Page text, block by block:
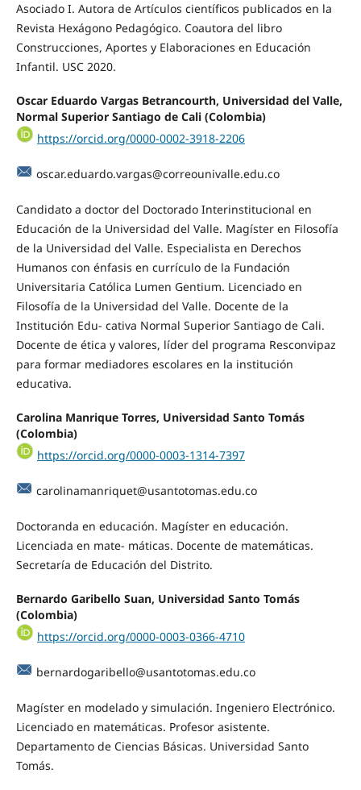
Asociado I. Autora de Artículos científicos publicados en la
Revista Hexágono Pedagógico. Coautora del libro
Construcciones, Aportes y Elaboraciones en Educación
Infantil. USC 2020.
Oscar Eduardo Vargas Betrancourth, Universidad del Valle,
Normal Superior Santiago de Cali (Colombia)
https://orcid.org/0000-0002-3918-2206
oscar.eduardo.vargas@correounivalle.edu.co
Candidato a doctor del Doctorado Interinstitucional en
Educación de la Universidad del Valle. Magíster en Filosofía
de la Universidad del Valle. Especialista en Derechos
Humanos con énfasis en currículo de la Fundación
Universitaria Católica Lumen Gentium. Licenciado en
Filosofía de la Universidad del Valle. Docente de la
Institución Edu- cativa Normal Superior Santiago de Cali.
Docente de ética y valores, líder del programa Resconvipaz
para formar mediadores escolares en la institución
educativa.
Carolina Manrique Torres, Universidad Santo Tomás
(Colombia)
https://orcid.org/0000-0003-1314-7397
carolinamanriquet@usantotomas.edu.co
Doctoranda en educación. Magíster en educación.
Licenciada en mate- máticas. Docente de matemáticas.
Secretaría de Educación del Distrito.
Bernardo Garibello Suan, Universidad Santo Tomás
(Colombia)
https://orcid.org/0000-0003-0366-4710
bernardogaribello@usantotomas.edu.co
Magíster en modelado y simulación. Ingeniero Electrónico.
Licenciado en matemáticas. Profesor asistente.
Departamento de Ciencias Básicas. Universidad Santo
Tomás.